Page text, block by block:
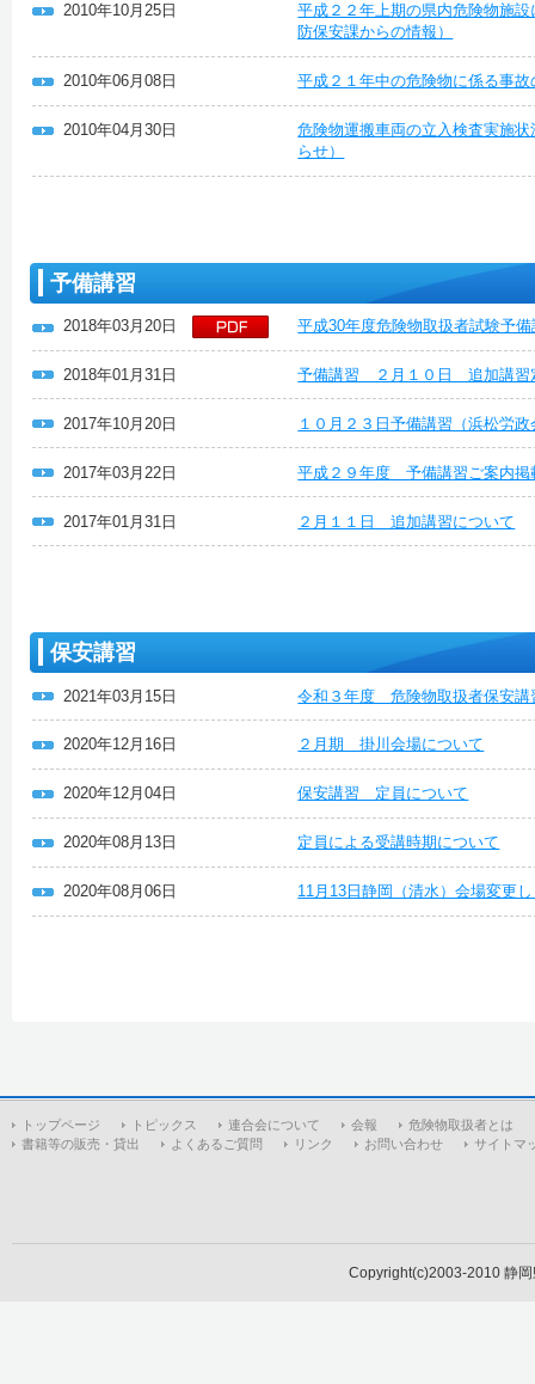
2010年10月25日
平成２２年上期の県内危険物施
防保安課からの情報）
2010年06月08日 平成２１年中の危険物に係る事
2010年04月30日
危険物運搬車両の立入検査実施
らせ）
予備講習
2018年03月20日 平成30年度危険物取扱者試験予
2018年01月31日 予備講習 ２月１０日 追加講習
2017年10月20日 １０月２３日予備講習（浜松労
2017年03月22日 平成２９年度 予備講習ご案内掲
2017年01月31日 ２月１１日 追加講習について
保安講習
2021年03月15日 令和３年度 危険物取扱者保安講
2020年12月16日 ２月期 掛川会場について
2020年12月04日 保安講習 定員について
2020年08月13日 定員による受講時期について
2020年08月06日 11月13日静岡（清水）会場変更
トップページ トピックス 連合会について 会報
危険物取扱者とは
書籍等の販売・貸出
よくあるご質問 リンク お問い合わせ サイトマ
Copyright(c)2003-2010 静